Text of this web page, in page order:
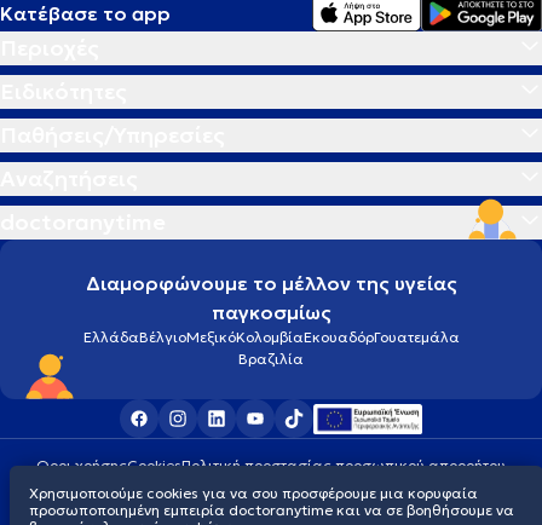
Κατέβασε το app
Διαμορφώνουμε το μέλλον της υγείας
παγκοσμίως
ΕλλάδαΒέλγιοΜεξικόΚολομβίαΕκουαδόρΓουατεμάλα
Βραζιλία
Οροι χρήσηςCookiesΠολιτική προστασίας προσωπικού απορρήτου
© 2026 doctoranytime
Χρησιμοποιούμε cookies για να σου προσφέρουμε μια κορυφαία
προσωποποιημένη εμπειρία doctoranytime και να σε βοηθήσουμε να